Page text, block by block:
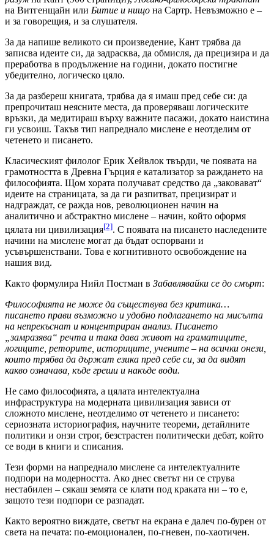
на Витгенщайн или Битие и нищо на Сартр. Невъзможно е –
и за говорещия, и за слушателя.
За да напише великото си произведение, Кант трябва да
записва идеите си, да задрасква, да обмисля, да прецизира и да
преработва в продължение на години, докато постигне
убедително, логическо цяло.
За да разбереш книгата, трябва да я имаш пред себе си: да
препрочиташ неясните места, да проверяваш логическите
връзки, да медитираш върху важните пасажи, докато наистина
ги усвоиш. Такъв тип напреднало мислене е неотделим от
четенето и писането.
Класическият филолог Ерик Хейвлок твърди, че появата на
грамотността в Древна Гърция е катализатор за раждането на
философията. Щом хората получават средство да „заковават“
идеите на страницата, за да ги разпитват, прецизират и
надграждат, се ражда нов, революционен начин на
аналитично и абстрактно мислене – начин, който оформя
цялата ни цивилизация[2]. С появата на писането наследените
начини на мислене могат да бъдат оспорвани и
усъвършенствани. Това е когнитивното освобождение на
нашия вид.
Както формулира Нийл Постман в Забавлявайки се до смърт:
Философията не може да съществува без критика…
писането прави възможно и удобно подлагането на мисълта
на непрекъснат и концентриран анализ. Писането
„замразява“ речта и така дава живот на граматиците,
логиците, реторите, историците, учените – на всички онези,
които трябва да държат езика пред себе си, за да видят
какво означава, къде греши и накъде води.
Не само философията, а цялата интелектуална
инфраструктура на модерната цивилизация зависи от
сложното мислене, неотделимо от четенето и писането:
сериозната историография, научните теореми, детайлните
политики и онзи строг, безстрастен политически дебат, който
се води в книги и списания.
Тези форми на напреднало мислене са интелектуалните
подпори на модерността. Ако днес светът ни се струва
нестабилен – сякаш земята се клати под краката ни – то е,
защото тези подпори се разпадат.
Както вероятно виждате, светът на екрана е далеч по-бурен от
света на печата: по-емоционален, по-гневен, по-хаотичен.